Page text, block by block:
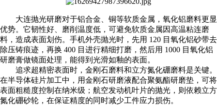
大连抛光研磨对于铝合金、铜等软质金属，氧化铝磨料更显
优势。它韧性好、磨削温度低，可避免软质金属因高温粘连磨
料，造成表面划伤。手机外壳抛光时，先用 120 目氧化铝砂带去
除压铸痕迹，再换 400 目进行精细打磨，然后用 1000 目氧化铝
研磨膏做镜面处理，能得到光滑如釉的表面。
追求超精密表面时，金刚石磨料和立方氮化硼磨料是关键。
在半导体硅片加工中，用金刚石研磨液配合聚氨酯研磨垫，可将
表面粗糙度控制在纳米级；航空发动机叶片的抛光，则依赖立方
氮化硼砂轮，在保证精度的同时减少工件应力损伤。